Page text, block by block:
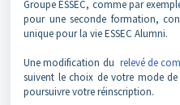
Groupe ESSEC, comme par
pour une seconde formation,
unique pour la vie ESSEC Alumni.
Une modification du relevé de
suivent le choix de votre mode
poursuivre votre réinscription.